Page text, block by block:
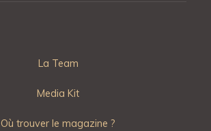
La Team
Media Kit
Où trouver le magazine ?